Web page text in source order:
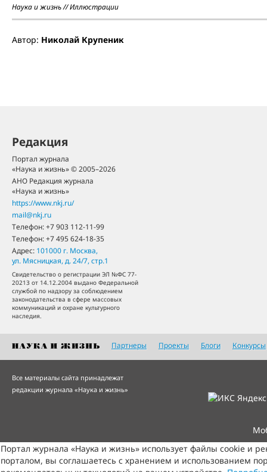
Наука и жизнь // Иллюстрации
Автор: Николай Крупеник
Редакция
Портал журнала
«Наука и жизнь» © 2005–2026
АНО Редакция журнала
«Наука и жизнь»
https://www.nkj.ru/
mail@nkj.ru
Телефон:+7 903 112-11-99
Телефон:+7 495 624-18-35
Адрес: 101000 г. Москва,
ул. Мясницкая, д. 24/7, стр.1
Свидетельство о регистрации ЭЛ №ФС 77-
20213 от 14.12.2004 выдано Федеральной
службой по надзору за соблюдением
законодательства в сфере массовых
коммуникаций и охране культурного
наследия.
Партнеры Проекты Блоги Конкурсы
Все материалы сайта принадлежат
редакции журнала «Наука и жизнь»
Портал журнала «Наука и жизнь» использует файлы cookie и
порталом, вы соглашаетесь с хранением и использованием